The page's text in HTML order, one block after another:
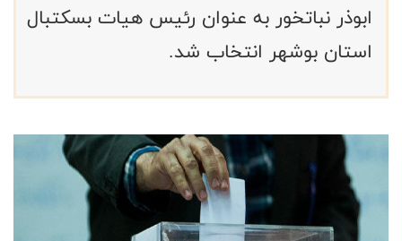
ابوذر نباتخور به عنوان رئیس هیات بسکتبال
استان بوشهر انتخاب شد.